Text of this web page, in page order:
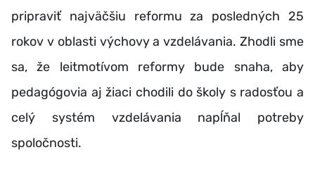
pripraviť najväčšiu reformu za posledných 25
rokov v oblasti výchovy a vzdelávania. Zhodli sme
sa, že leitmotívom reformy bude snaha, aby
pedagógovia aj žiaci chodili do školy s radosťou a
celý systém vzdelávania napĺňal potreby
spoločnosti.